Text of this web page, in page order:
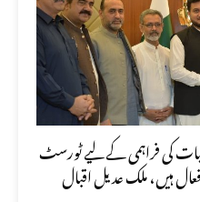
کی فراہمی کے لیے ٹورسٹ
ہیں، ملک عدیل اقبال